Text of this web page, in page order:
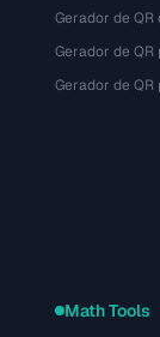
Gerador de
Gerador de
Gerador de QR
Math Tools